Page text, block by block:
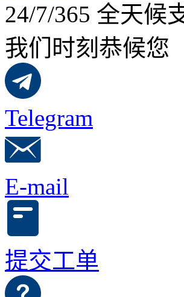
24/7/365 全天候
我们时刻恭候您
Telegram
E-mail
提交工单